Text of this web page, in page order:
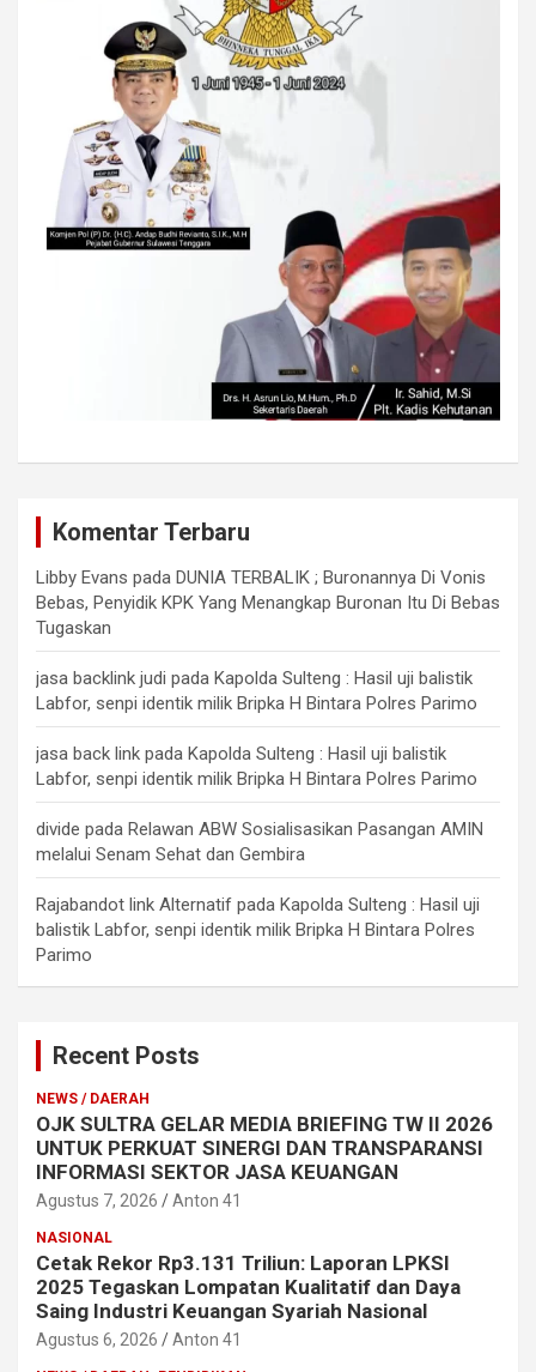
Komentar Terbaru
Libby Evans pada DUNIA TERBALIK ; Buronannya Di Vonis
Bebas, Penyidik KPK Yang Menangkap Buronan Itu Di Bebas
Tugaskan
jasa backlink judi pada Kapolda Sulteng : Hasil uji balistik
Labfor, senpi identik milik Bripka H Bintara Polres Parimo
jasa back link pada Kapolda Sulteng : Hasil uji balistik
Labfor, senpi identik milik Bripka H Bintara Polres Parimo
divide pada Relawan ABW Sosialisasikan Pasangan AMIN
melalui Senam Sehat dan Gembira
Rajabandot link Alternatif pada Kapolda Sulteng : Hasil uji
balistik Labfor, senpi identik milik Bripka H Bintara Polres
Parimo
Recent Posts
NEWS / DAERAH
OJK SULTRA GELAR MEDIA BRIEFING TW II 2026
UNTUK PERKUAT SINERGI DAN TRANSPARANSI
INFORMASI SEKTOR JASA KEUANGAN
Agustus 7, 2026 Anton 41
NASIONAL
Cetak Rekor Rp3.131 Triliun: Laporan LPKSI
2025 Tegaskan Lompatan Kualitatif dan Daya
Saing Industri Keuangan Syariah Nasional
Agustus 6, 2026 Anton 41